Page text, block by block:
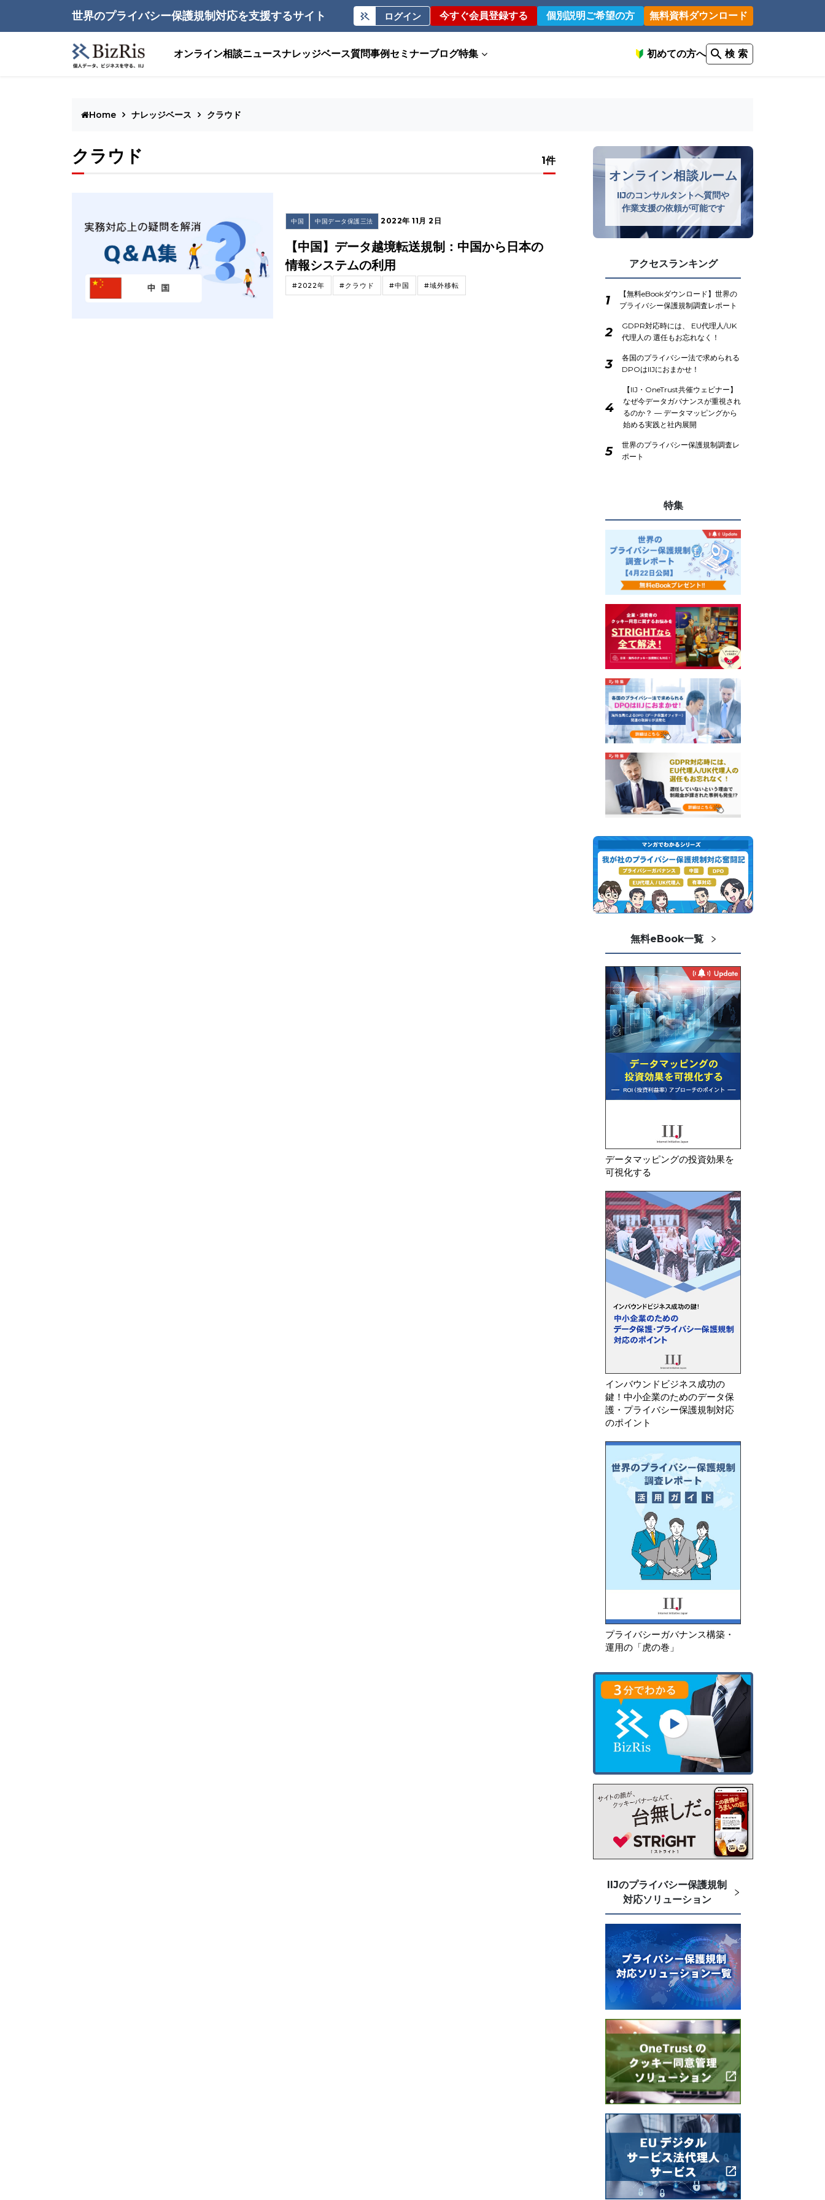
世界のプライバシー保護規制対応を支援するサイト ログイン 今すぐ会員登録する 個別説明ご希望の方 無料資料ダウンロード
オンライン相談ニュースナレッジベース質問事例 セミナーブログ特集 初めての方へ 検 索
Home ナレッジベース クラウド
クラウド 1件
中国 中国データ保護三法 2022年 11月 2日
【中国】データ越境転送規制：中国から日本の
情報システムの利用
#2022年 #クラウド #中国 #域外移転
オンライン相談ルーム
IIJのコンサルタントへ質問や
作業支援の依頼が可能です
アクセスランキング
1
【無料eBookダウンロード】世界の
プライバシー保護規制調査レポート
2
GDPR対応時には、 EU代理人/UK
代理人の 選任もお忘れなく！
3
各国のプライバシー法で求められる
DPOはIIJにおまかせ！
4
【IIJ・OneTrust共催ウェビナー】
なぜ今データガバナンスが重視され
るのか？ ― データマッピングから
始める実践と社内展開
5
世界のプライバシー保護規制調査レ
ポート
特集
無料eBook一覧
データマッピングの投資効果を
可視化する
インバウンドビジネス成功の
鍵！中小企業のためのデータ保
護・プライバシー保護規制対応
のポイント
プライバシーガバナンス構築・
運用の「虎の巻」
IIJのプライバシー保護規制
対応ソリューション